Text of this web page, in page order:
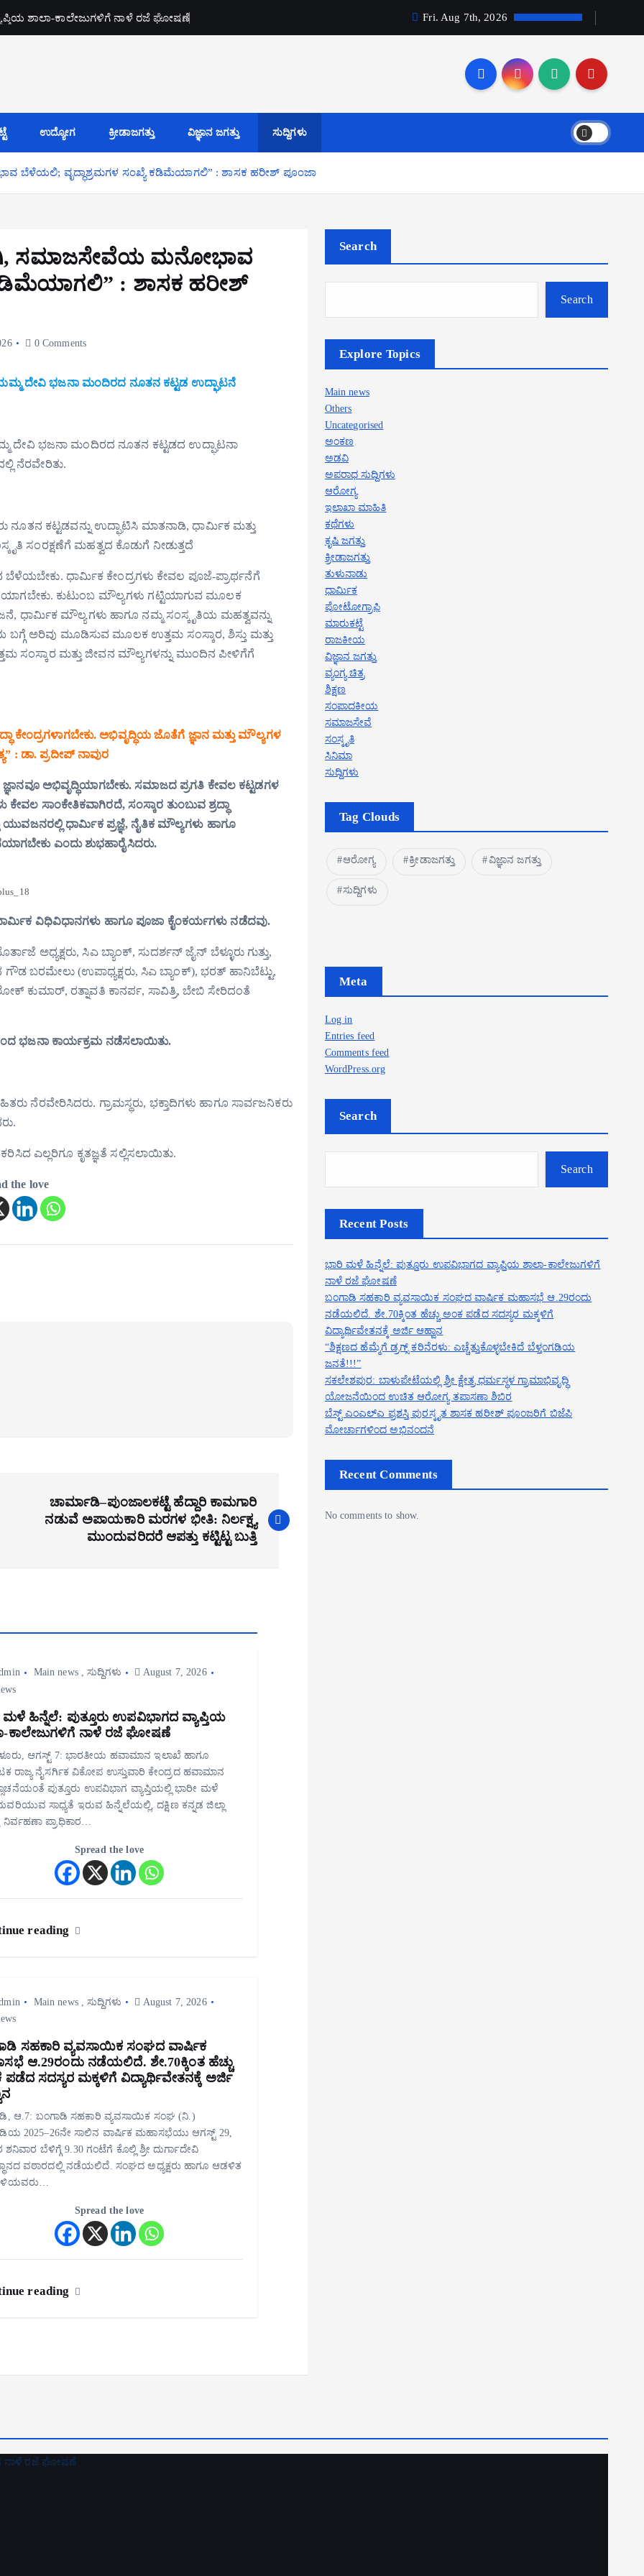
ಶಾಲಾ-ಕಾಲೇಜುಗಳಿಗೆ ನಾಳೆ ರಜೆ ಘೋಷಣೆ Fri. Aug 7th, 2026
ಉದ್ಯೋಗ ಕ್ರೀಡಾಜಗತ್ತು ವಿಜ್ಞಾನ ಜಗತ್ತು ಸುದ್ದಿಗಳು
ಬೆಳೆಯಲಿ; ವೃದ್ಧಾಶ್ರಮಗಳ ಸಂಖ್ಯೆ ಕಡಿಮೆಯಾಗಲಿ” : ಶಾಸಕ ಹರೀಶ್ ಪೂಂಜಾ
ಸಮಾಜಸೇವೆಯ ಮನೋಭಾವ
: ಶಾಸಕ ಹರೀಶ್
0 Comments
ದೇವಿ ಭಜನಾ ಮಂದಿರದ ನೂತನ ಕಟ್ಟಡ ಉದ್ಘಾಟನೆ
ದೇವಿ ಭಜನಾ ಮಂದಿರದ ನೂತನ ಕಟ್ಟಡದ ಉದ್ಘಾಟನಾ
ನೆರವೇರಿತು.
ನೂತನ ಕಟ್ಟಡವನ್ನು ಉದ್ಘಾಟಿಸಿ ಮಾತನಾಡಿ, ಧಾರ್ಮಿಕ ಮತ್ತು
ಸಂರಕ್ಷಣೆಗೆ ಮಹತ್ವದ ಕೊಡುಗೆ ನೀಡುತ್ತದೆ
ಧಾರ್ಮಿಕ ಕೇಂದ್ರಗಳು ಕೇವಲ ಪೂಜೆ-ಪ್ರಾರ್ಥನೆಗೆ
ಕುಟುಂಬ ಮೌಲ್ಯಗಳು ಗಟ್ಟಿಯಾಗುವ ಮೂಲಕ
ಧಾರ್ಮಿಕ ಮೌಲ್ಯಗಳು ಹಾಗೂ ನಮ್ಮ ಸಂಸ್ಕೃತಿಯ ಮಹತ್ವವನ್ನು
ಅರಿವು ಮೂಡಿಸುವ ಮೂಲಕ ಉತ್ತಮ ಸಂಸ್ಕಾರ, ಶಿಸ್ತು ಮತ್ತು
ಮತ್ತು ಜೀವನ ಮೌಲ್ಯಗಳನ್ನು ಮುಂದಿನ ಪೀಳಿಗೆಗೆ
ಕೇಂದ್ರಗಳಾಗಬೇಕು. ಅಭಿವೃದ್ಧಿಯ ಜೊತೆಗೆ ಜ್ಞಾನ ಮತ್ತು ಮೌಲ್ಯಗಳ
: ಡಾ. ಪ್ರದೀಪ್ ನಾವುರ
ಅಭಿವೃದ್ಧಿಯಾಗಬೇಕು. ಸಮಾಜದ ಪ್ರಗತಿ ಕೇವಲ ಕಟ್ಟಡಗಳ
ಸಾಂಕೇತಿಕವಾಗಿರದೆ, ಸಂಸ್ಕಾರ ತುಂಬುವ ಶ್ರದ್ಧಾ
ಯುವಜನರಲ್ಲಿ ಧಾರ್ಮಿಕ ಪ್ರಜ್ಞೆ, ನೈತಿಕ ಮೌಲ್ಯಗಳು ಹಾಗೂ
ಎಂದು ಶುಭಹಾರೈಸಿದರು.
ವಿಧಿವಿಧಾನಗಳು ಹಾಗೂ ಪೂಜಾ ಕೈಂಕರ್ಯಗಳು ನಡೆದವು.
ಅಧ್ಯಕ್ಷರು, ಸಿಎ ಬ್ಯಾಂಕ್, ಸುದರ್ಶನ್ ಜೈನ್ ಬೆಳ್ಳೂರು ಗುತ್ತು,
ಬರಮೇಲು (ಉಪಾಧ್ಯಕ್ಷರು, ಸಿಎ ಬ್ಯಾಂಕ್), ಭರತ್ ಹಾನಿಬೆಟ್ಟು,
ಕುಮಾರ್, ರತ್ನಾವತಿ ಕಾನರ್ಪ, ಸಾವಿತ್ರಿ, ಬೇಬಿ ಸೇರಿದಂತೆ
ಭಜನಾ ಕಾರ್ಯಕ್ರಮ ನಡೆಸಲಾಯಿತು.
ನೆರವೇರಿಸಿದರು. ಗ್ರಾಮಸ್ಥರು, ಭಕ್ತಾದಿಗಳು ಹಾಗೂ ಸಾರ್ವಜನಿಕರು
ಎಲ್ಲರಿಗೂ ಕೃತಜ್ಞತೆ ಸಲ್ಲಿಸಲಾಯಿತು.
the love
ಚಾರ್ಮಾಡಿ–ಪುಂಜಾಲಕಟ್ಟೆ ಹೆದ್ದಾರಿ ಕಾಮಗಾರಿ
ನಡುವೆ ಅಪಾಯಕಾರಿ ಮರಗಳ ಭೀತಿ: ನಿರ್ಲಕ್ಷ್ಯ
ಮುಂದುವರಿದರೆ ಆಪತ್ತು ಕಟ್ಟಿಟ್ಟ ಬುತ್ತಿ
Main news,ಸುದ್ದಿಗಳು
August 7, 2026
ಮಳೆ ಹಿನ್ನೆಲೆ: ಪುತ್ತೂರು ಉಪವಿಭಾಗದ ವ್ಯಾಪ್ತಿಯ
ಕಾಲೇಜುಗಳಿಗೆ ನಾಳೆ ರಜೆ ಘೋಷಣೆ
ಆಗಸ್ಟ್ 7: ಭಾರತೀಯ ಹವಾಮಾನ ಇಲಾಖೆ ಹಾಗೂ
ರಾಜ್ಯ ನೈಸರ್ಗಿಕ ವಿಕೋಪ ಉಸ್ತುವಾರಿ ಕೇಂದ್ರದ ಹವಾಮಾನ
ಪುತ್ತೂರು ಉಪವಿಭಾಗ ವ್ಯಾಪ್ತಿಯಲ್ಲಿ ಭಾರೀ ಮಳೆ
ಸಾಧ್ಯತೆ ಇರುವ ಹಿನ್ನೆಲೆಯಲ್ಲಿ, ದಕ್ಷಿಣ ಕನ್ನಡ ಜಿಲ್ಲಾ
ನಿರ್ವಹಣಾ ಪ್ರಾಧಿಕಾರ…
Spread the love
reading
Main news,ಸುದ್ದಿಗಳು
August 7, 2026
ಸಹಕಾರಿ ವ್ಯವಸಾಯಿಕ ಸಂಘದ ವಾರ್ಷಿಕ
ಆ.29ರಂದು ನಡೆಯಲಿದೆ. ಶೇ.70ಕ್ಕಿಂತ ಹೆಚ್ಚು
ಪಡೆದ ಸದಸ್ಯರ ಮಕ್ಕಳಿಗೆ ವಿದ್ಯಾರ್ಥಿವೇತನಕ್ಕೆ ಅರ್ಜಿ
ಆ.7: ಬಂಗಾಡಿ ಸಹಕಾರಿ ವ್ಯವಸಾಯಿಕ ಸಂಘ (ನಿ.)
2025–26ನೇ ಸಾಲಿನ ವಾರ್ಷಿಕ ಮಹಾಸಭೆಯು ಆಗಸ್ಟ್ 29,
ಶನಿವಾರ ಬೆಳಿಗ್ಗೆ 9.30 ಗಂಟೆಗೆ ಕೊಲ್ಲಿ ಶ್ರೀ ದುರ್ಗಾದೇವಿ
ವಠಾರದಲ್ಲಿ ನಡೆಯಲಿದೆ. ಸಂಘದ ಅಧ್ಯಕ್ಷರು ಹಾಗೂ ಆಡಳಿತ
Spread the love
reading
Search
Search
Explore Topics
Main news
Others
Uncategorised
ಅಂಕಣ
ಅಡವಿ
ಅಪರಾಧ ಸುದ್ದಿಗಳು
ಆರೋಗ್ಯ
ಇಲಾಖಾ ಮಾಹಿತಿ
ಕಥೆಗಳು
ಕೃಷಿ ಜಗತ್ತು
ಕ್ರೀಡಾಜಗತ್ತು
ತುಳುನಾಡು
ಧಾರ್ಮಿಕ
ಪೋಟೋಗ್ರಾಫಿ
ಮಾರುಕಟ್ಟೆ
ರಾಜಕೀಯ
ವಿಜ್ಞಾನ ಜಗತ್ತು
ವ್ಯಂಗ್ಯ ಚಿತ್ರ
ಶಿಕ್ಷಣ
ಸಂಪಾದಕೀಯ
ಸಮಾಜಸೇವೆ
ಸಂಸ್ಕೃತಿ
ಸಿನಿಮಾ
ಸುದ್ದಿಗಳು
Tag Clouds
ಆರೋಗ್ಯ ಕ್ರೀಡಾಜಗತ್ತು ವಿಜ್ಞಾನ ಜಗತ್ತು
ಸುದ್ದಿಗಳು
Meta
Log in
Entries feed
Comments feed
WordPress.org
Search
Search
Recent Posts
ಭಾರಿ ಮಳೆ ಹಿನ್ನೆಲೆ: ಪುತ್ತೂರು ಉಪವಿಭಾಗದ ವ್ಯಾಪ್ತಿಯ ಶಾಲಾ-ಕಾಲೇಜುಗಳಿಗೆ
ನಾಳೆ ರಜೆ ಘೋಷಣೆ
ಬಂಗಾಡಿ ಸಹಕಾರಿ ವ್ಯವಸಾಯಿಕ ಸಂಘದ ವಾರ್ಷಿಕ ಮಹಾಸಭೆ ಆ.29ರಂದು
ನಡೆಯಲಿದೆ. ಶೇ.70ಕ್ಕಿಂತ ಹೆಚ್ಚು ಅಂಕ ಪಡೆದ ಸದಸ್ಯರ ಮಕ್ಕಳಿಗೆ
ವಿದ್ಯಾರ್ಥಿವೇತನಕ್ಕೆ ಅರ್ಜಿ ಆಹ್ವಾನ
“ಶಿಕ್ಷಣದ ಹೆಮ್ಮೆಗೆ ಡ್ರಗ್ಸ್ ಕರಿನೆರಳು: ಎಚ್ಚೆತ್ತುಕೊಳ್ಳಬೇಕಿದೆ ಬೆಳ್ತಂಗಡಿಯ
ಜನತೆ!!!”
ಸಕಲೇಶಪುರ: ಬಾಳುಪೇಟೆಯಲ್ಲಿ ಶ್ರೀ ಕ್ಷೇತ್ರ ಧರ್ಮಸ್ಥಳ ಗ್ರಾಮಾಭಿವೃದ್ಧಿ
ಯೋಜನೆಯಿಂದ ಉಚಿತ ಆರೋಗ್ಯ ತಪಾಸಣಾ ಶಿಬಿರ
ಬೆಸ್ಟ್ ಎಂಎಲ್ಎ ಪ್ರಶಸ್ತಿ ಪುರಸ್ಕೃತ ಶಾಸಕ ಹರೀಶ್ ಪೂಂಜರಿಗೆ ಬಿಜೆಪಿ
ಮೋರ್ಚಾಗಳಿಂದ ಅಭಿನಂದನೆ
Recent Comments
No comments to show.